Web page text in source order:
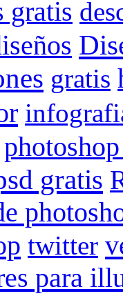
gratis
gratis
gratis
twitter
para